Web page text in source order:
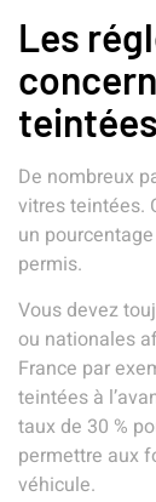
Les
De nombreux
vitres teintées.
un
permis.
Vous devez
ou nationales
France par
teintées à
taux de 30 %
permettre aux
véhicule.